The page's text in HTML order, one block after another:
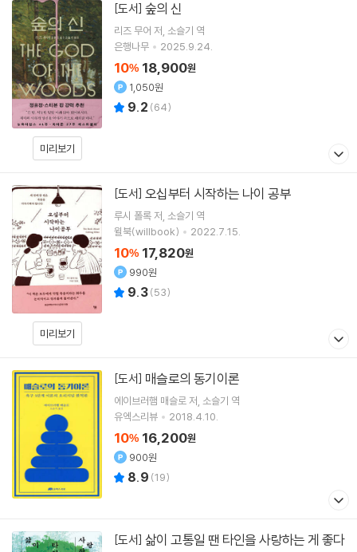
미리보기
[도서] 숲의 신
리즈 무어 저 소슬기 역
은행나무
2025.9.24.
10% 18,900원
1,050원
9.2 (64)
미리보기
[도서] 오십부터 시작하는 나이 공부
루시 폴록저 소슬기 역
윌북(willbook)
2022.7.15.
10% 17,820원
990원
9.3(53)
[도서] 매슬로의 동기이론
에이브러햄 매슬로 저 소슬기 역
유엑스리뷰
2018.4.10.
10% 16,200원
900원
8.9 (19)
[도서] 삶이 고통일 땐 타인을 사랑하는 게 좋다